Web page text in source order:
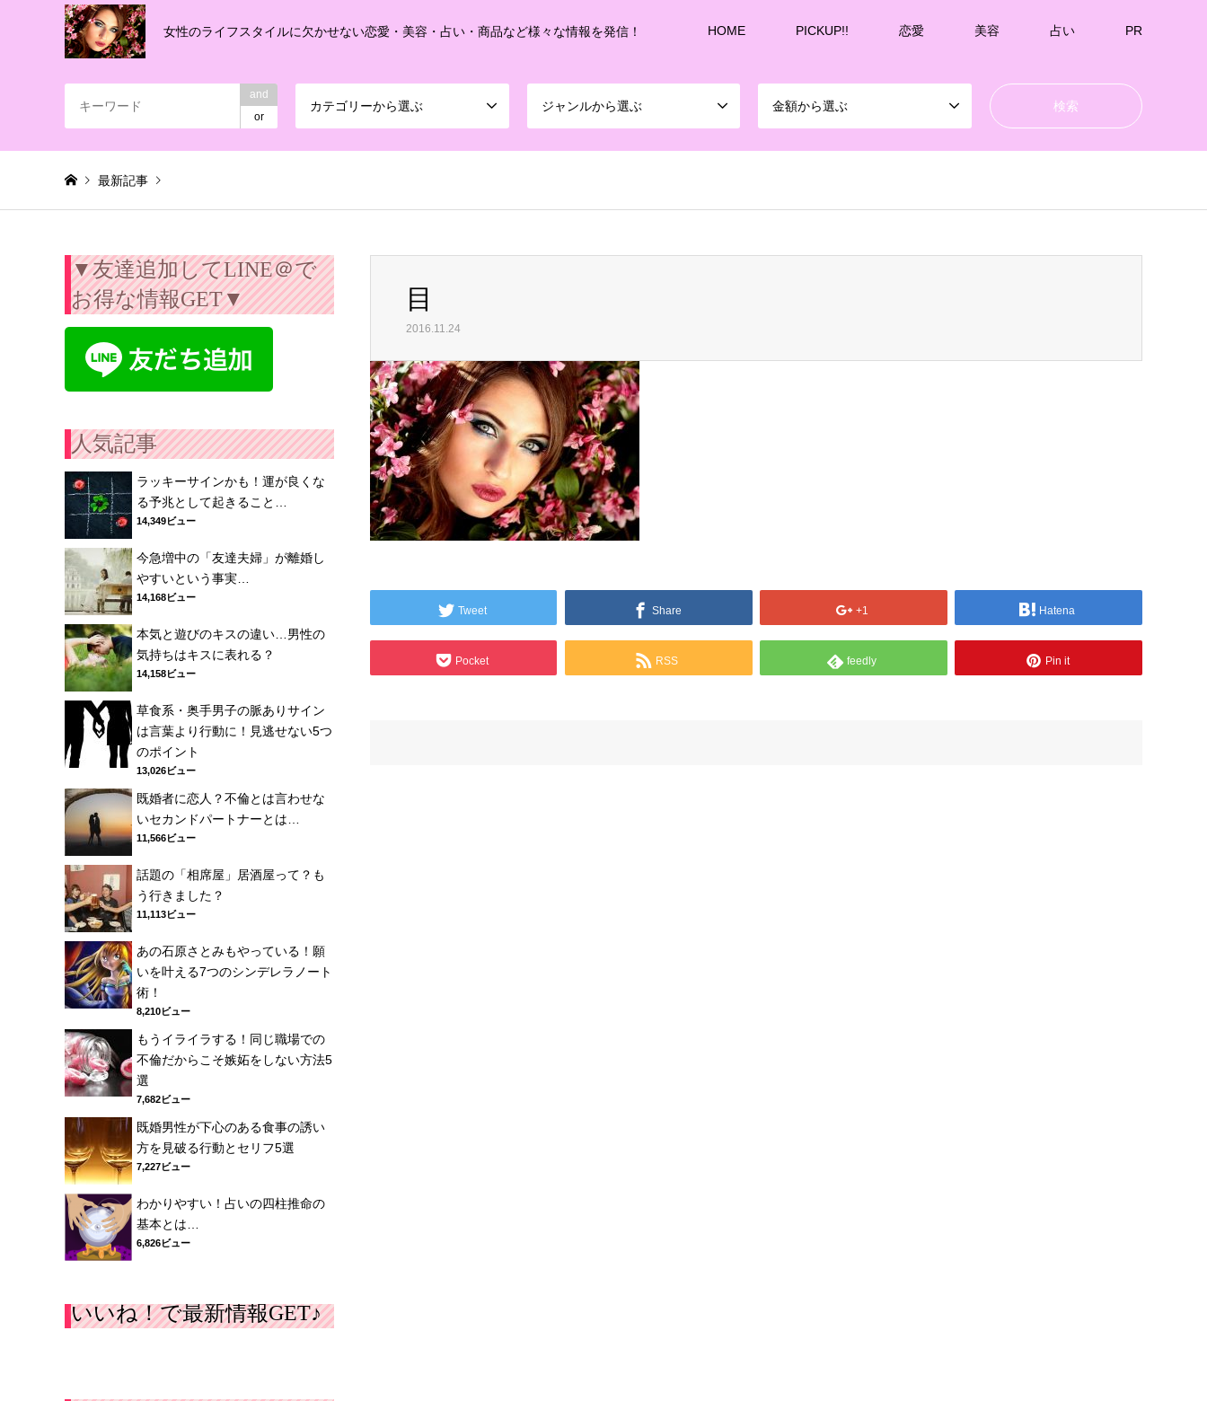
女性のライフスタイルに欠かせない恋愛・美容・占い・商品など様々な情報を発信！ HOME PICKUP!! 恋愛 美容 占い PR
and
or
カテゴリーから選ぶ ジャンルから選ぶ 金額から選ぶ
最新記事
目 目
2016.11.24
Tweet Share +1 Hatena
Pocket RSS feedly Pin it
▼友達追加してLINE＠で
お得な情報GET▼
人気記事
ラッキーサインかも！運が良くな
る予兆として起きること…
14,349ビュー
今急増中の「友達夫婦」が離婚し
やすいという事実…
14,168ビュー
本気と遊びのキスの違い…男性の
気持ちはキスに表れる？
14,158ビュー
草食系・奥手男子の脈ありサイン
は言葉より行動に！見逃せない5つ
のポイント
13,026ビュー
既婚者に恋人？不倫とは言わせな
いセカンドパートナーとは…
11,566ビュー
話題の「相席屋」居酒屋って？も
う行きました？
11,113ビュー
あの石原さとみもやっている！願
いを叶える7つのシンデレラノート
術！
8,210ビュー
もうイライラする！同じ職場での
不倫だからこそ嫉妬をしない方法5
選
7,682ビュー
既婚男性が下心のある食事の誘い
方を見破る行動とセリフ5選
7,227ビュー
わかりやすい！占いの四柱推命の
基本とは…
6,826ビュー
いいね！で最新情報GET♪